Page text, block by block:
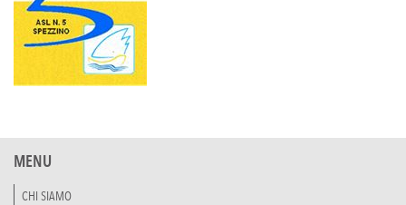
MENU
CHI SIAMO